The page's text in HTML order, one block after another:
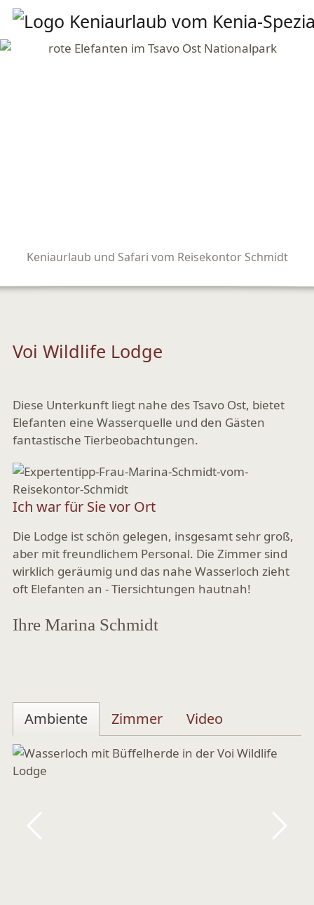
Keniaurlaub und Safari vom Reisekontor Schmidt
Voi Wildlife Lodge
Diese Unterkunft liegt nahe des Tsavo Ost, bietet
Elefanten eine Wasserquelle und den Gästen
fantastische Tierbeobachtungen.
Ich war für Sie vor Ort
Die Lodge ist schön gelegen, insgesamt sehr groß,
aber mit freundlichem Personal. Die Zimmer sind
wirklich geräumig und das nahe Wasserloch zieht
oft Elefanten an - Tiersichtungen hautnah!
Ihre Marina Schmidt
Ambiente Zimmer Video
Zurück Vor